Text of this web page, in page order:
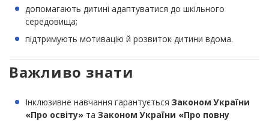
допомагають дитині адаптуватися до шкільного
середовища;
підтримують мотивацію й розвиток дитини вдома.
Важливо знати
Інклюзивне навчання гарантується Законом України
«Про освіту» та Законом України «Про повну